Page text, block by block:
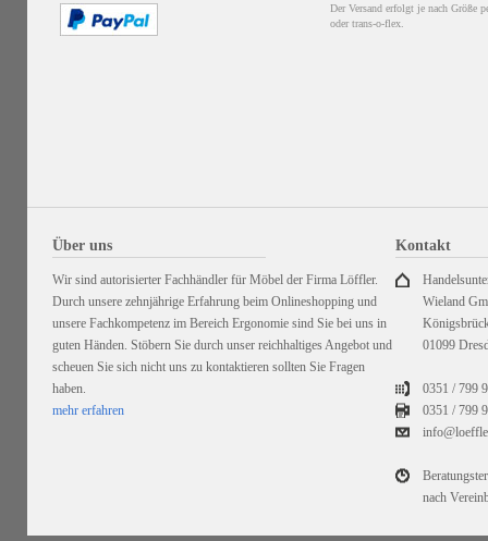
Der Versand erfolgt je nach Größe
oder trans-o-flex.
Über uns
Wir sind autorisierter Fachhändler für Möbel der Firma Löffler.
Durch unsere zehnjährige Erfahrung beim Onlineshopping und
unsere Fachkompetenz im Bereich Ergonomie sind Sie bei uns in
guten Händen. Stöbern Sie durch unser reichhaltiges Angebot und
scheuen Sie sich nicht uns zu kontaktieren sollten Sie Fragen
haben.
mehr erfahren
Kontakt
Wieland
01099
0351 / 799
0351 /799
nach